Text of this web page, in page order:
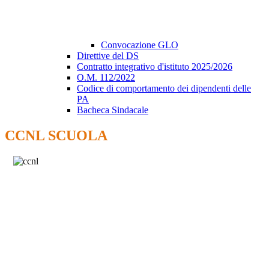
Convocazione GLO
Direttive del DS
Contratto integrativo d'istituto 2025/2026
O.M. 112/2022
Codice di comportamento dei dipendenti delle
PA
Bacheca Sindacale
CCNL SCUOLA